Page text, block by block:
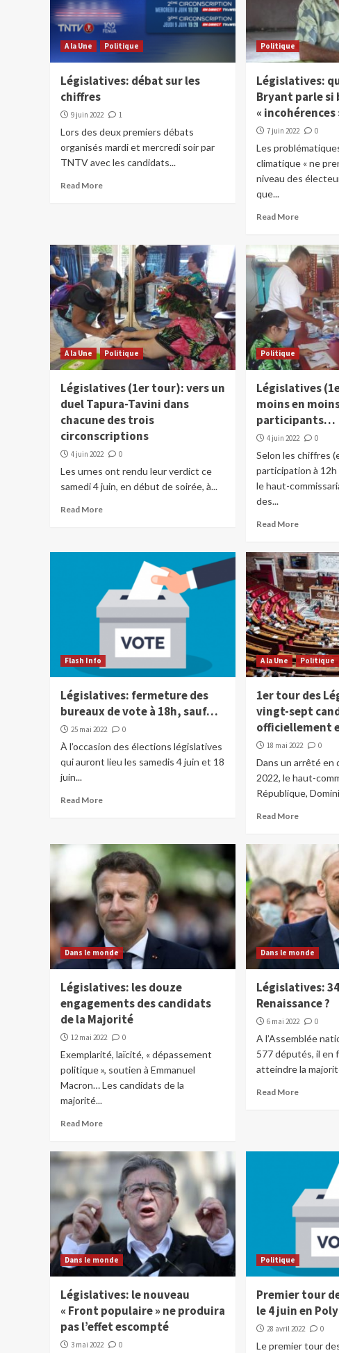
A la Une Politique
Législatives: débat sur les
chiffres
9 juin 2022 1
Lors des deux premiers débats
organisés mardi et mercredi soir par
TNTV avec les candidats...
Read More
Politique
Législatives:
Bryant parle si
«
7 juin 2022 0
Les
climatique « ne
niveau des
que...
Read More
A la Une Politique
Législatives (1er tour): vers un
duel Tapura-Tavini dans
chacune des trois
circonscriptions
4 juin 2022 0
Les urnes ont rendu leur verdict ce
samedi 4 juin, en début de soirée, à...
Read More
Politique
Législatives
moins en
participants…
4 juin 2022 0
Selon les chiffres
participation à
le haut-
des...
Read More
Flash Info
Législatives: fermeture des
bureaux de vote à 18h, sauf…
25 mai 2022 0
À l’occasion des élections législatives
qui auront lieu les samedis 4 juin et 18
juin...
Read More
A la Une Politique
1er tour des
vingt-sept
officiellement
18 mai 2022 0
Dans un arrêté en
2022, le haut-
République,
Read More
Dans le monde
Législatives: les douze
engagements des candidats
de la Majorité
12 mai 2022 0
Exemplarité, laïcité, « dépassement
politique », soutien à Emmanuel
Macron… Les candidats de la
majorité...
Read More
Dans le monde
Législatives:
Renaissance ?
6 mai 2022 0
A l’Assemblée
577 députés, il en
atteindre la
Read More
Dans le monde
Législatives: le nouveau
« Front populaire » ne produira
pas l’effet escompté
3 mai 2022 0
Politique
Premier tour
le 4 juin en
28 avril 2022 0
Le premier tour